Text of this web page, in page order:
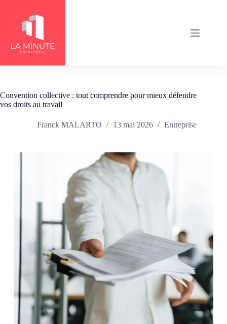
contenu
Convention collective : tout comprendre pour mieux défendre
vos droits au travail
Franck MALARTO 13 mai 2026 Entreprise